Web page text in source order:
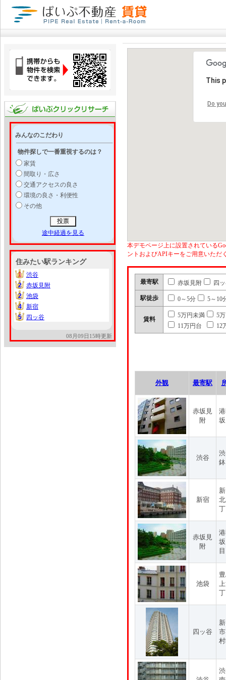
みんなのこだわり
物件探しで一番重視するのは？
家賃
間取り・広さ
交通アクセスの良さ
環境の良さ・利便性
その他
途中経過を見る
住みたい駅ランキング
1
1
渋谷
2
2
赤坂見附
2
2
池袋
4
4
新宿
5
5 四ッ谷
08月09日15時更新
This
Do
本デモページ上に設置されている
ントおよびAPIキーをご用意いただ
最寄駅 赤坂見附 四
駅徒歩 0～5分 5～10
賃料
5万円未満
5
11万円台
12
外観 最寄駅
赤坂見
附
渋谷
新宿
赤坂見
附
目
池袋
四ッ谷